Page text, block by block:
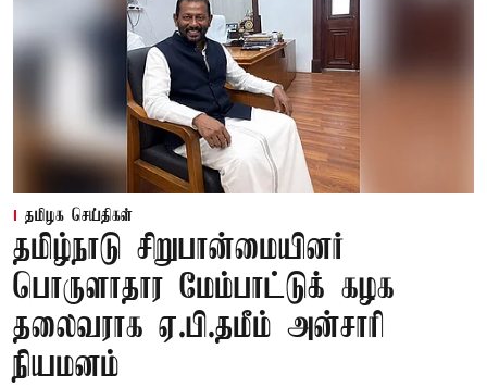
தமிழக செய்திகள்
தமிழ்நாடு சிறுபான்மையினர்
பொருளாதார மேம்பாட்டுக் கழக
தலைவராக ஏ.பி.தமீம் அன்சாரி
நியமனம்